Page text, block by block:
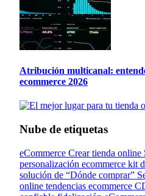
Atribución multicanal:
ecommerce 2026
Nube de etiquetas
eCommerce Crear tienda online
personalización ecommerce kit
solución de “Dónde comprar”
online tendencias ecommerce